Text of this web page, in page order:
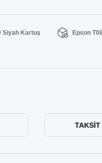
Siyah Kartuş Epson
TAKSIT